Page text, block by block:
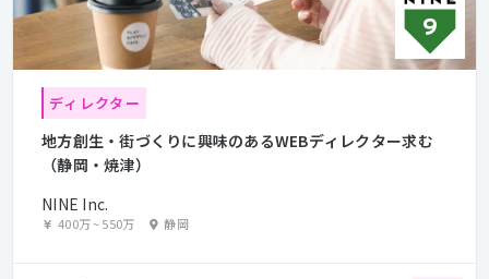
ディレクター
地方創生・街づくりに興味のあるWEBディレクター求む
（静岡・焼津）
NINE Inc.
400万~550万 静岡